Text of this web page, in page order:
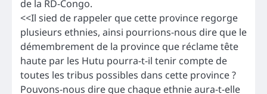
de la RD-Congo.
<<Il sied de rappeler que cette province regorge
plusieurs ethnies, ainsi pourrions-nous dire que le
démembrement de la province que réclame tête
haute par les Hutu pourra-t-il tenir compte de
toutes les tribus possibles dans cette province ?
Pouvons-nous dire que chaque ethnie aura-t-elle